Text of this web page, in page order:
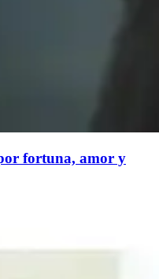
fortuna, amor y